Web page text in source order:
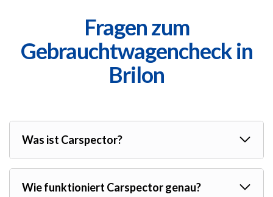
Fragen zum
Gebrauchtwagencheck in
Brilon
Was ist Carspector?
Wie funktioniert Carspector genau?